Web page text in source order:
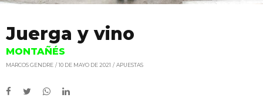
Juerga y vino
MONTAÑÉS
MARCOS GENDRE 10 DE MAYO DE 2021 APUESTAS